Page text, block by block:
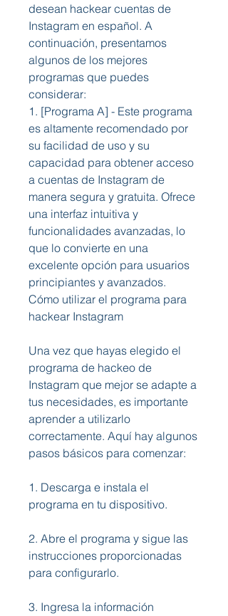
desean hackear cuentas de
Instagram en español. A
continuación, presentamos
algunos de los mejores
programas que puedes
considerar:
1. [Programa A] - Este programa
es altamente recomendado por
su facilidad de uso y su
capacidad para obtener acceso
a cuentas de Instagram de
manera segura y gratuita. Ofrece
una interfaz intuitiva y
funcionalidades avanzadas, lo
que lo convierte en una
excelente opción para usuarios
principiantes y avanzados.
Cómo utilizar el programa para
hackear Instagram
Una vez que hayas elegido el
programa de hackeo de
Instagram que mejor se adapte a
tus necesidades, es importante
aprender a utilizarlo
correctamente. Aquí hay algunos
pasos básicos para comenzar:
1. Descarga e instala el
programa en tu dispositivo.
2. Abre el programa y sigue las
instrucciones proporcionadas
para configurarlo.
3. Ingresa la información